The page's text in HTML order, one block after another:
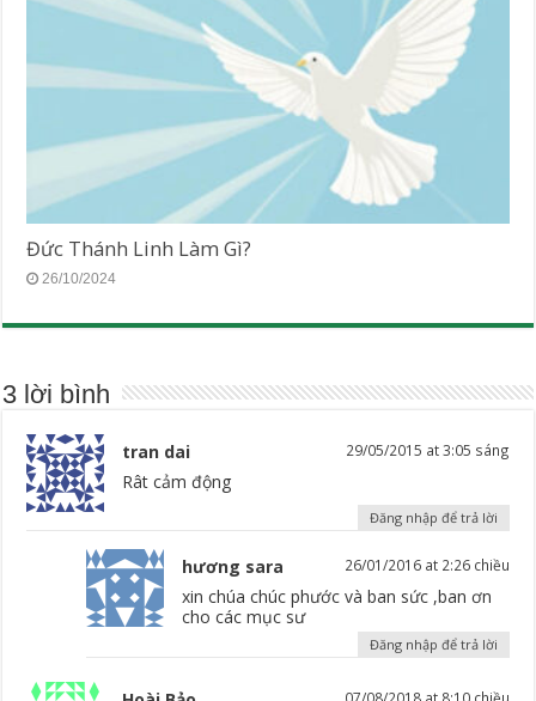
Đức Thánh Linh Làm Gì?
26/10/2024
3 lời bình
tran dai 29/05/2015 at 3:05 sáng
Rât cảm động
Đăng nhập để trả lời
hương sara 26/01/2016 at 2:26 chiều
xin chúa chúc phước và ban sức ,ban ơn
cho các mục sư
Đăng nhập để trả lời